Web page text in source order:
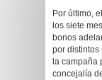
Por último,
los siete
bonos
por distintos
la campaña
concejalía